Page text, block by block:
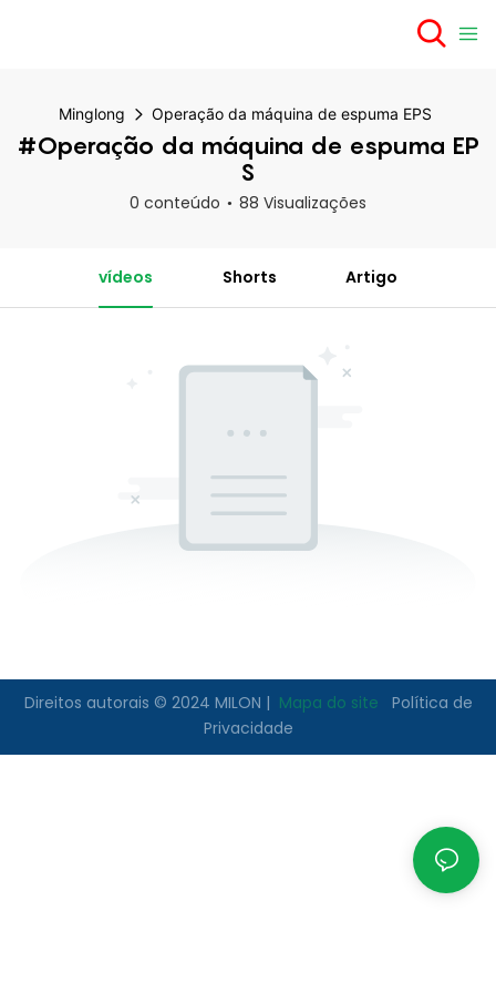
Minglong Operação da máquina de espuma EPS
#Operação da máquina de espuma EP
S
0 conteúdo 88 Visualizações
vídeos Shorts Artigo
Direitos autorais © 2024 MILON | Mapa do site
Política de
Privacidade